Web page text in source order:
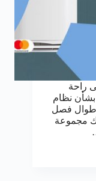
راحة
بشأن نظام
طوال فصل
مجموعة